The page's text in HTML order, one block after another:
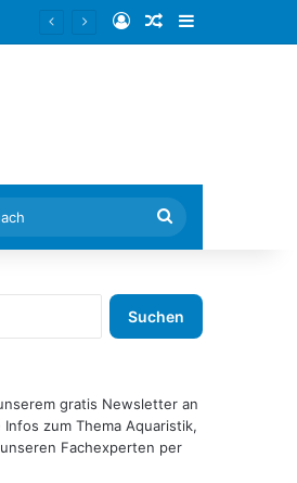
AnmeldenZufälliger
Suchen
nach
S
u
e
n
gratis Newsletter an
zum Thema Aquaristik,
Fachexperten per